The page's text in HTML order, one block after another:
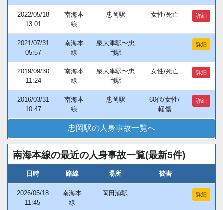
2022/05/18
13:01
南海本
線
忠岡駅 女性/死亡 詳細
2021/07/31
05:57
南海本
線
泉大津駅〜忠
岡駅
詳細
2019/09/30
11:24
南海本
線
泉大津駅〜忠
岡駅
女性/死亡 詳細
2016/03/31
10:47
南海本
線
忠岡駅
60代/女性/
軽傷
詳細
忠岡駅の人身事故一覧へ
南海本線の最近の人身事故一覧(最新5件)
日時 路線 場所 被害
2026/05/18
11:45
南海本
線
岡田浦駅 詳細